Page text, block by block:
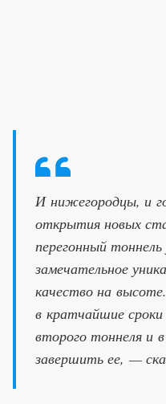
И нижегородцы, и
открытия новых
перегонный
замечательное
качество на
в кратчайшие
второго тоннеля и
завершить ее, —